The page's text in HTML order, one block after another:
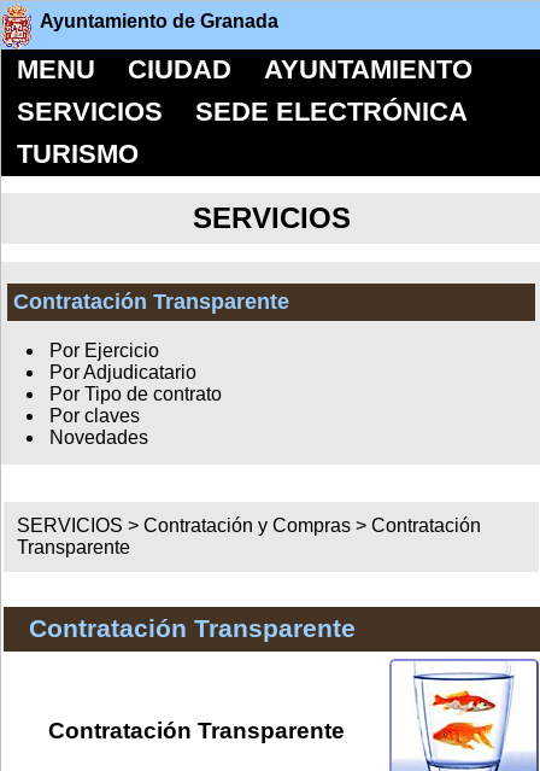
Ayuntamiento de Granada
MENU CIUDAD
AYUNTAMIENTO
SERVICIOS
SEDE ELECTRÓNICA
TURISMO
SERVICIOS
Contratación Transparente
Por Ejercicio
Por Adjudicatario
Por Tipo de contrato
Por claves
Novedades
SERVICIOS >Contratación y Compras >Contratación
Transparente
Contratación Transparente
Contratación Transparente